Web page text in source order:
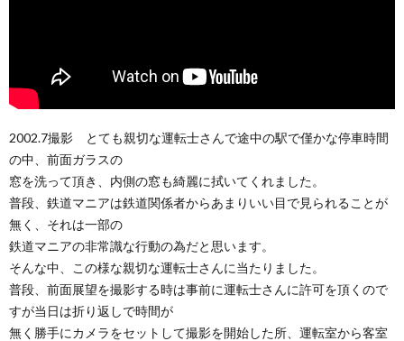
2002.7撮影 とても親切な運転士さんで途中の駅で僅かな停車時間
の中、前面ガラスの
窓を洗って頂き、内側の窓も綺麗に拭いてくれました。
普段、鉄道マニアは鉄道関係者からあまりいい目で見られることが
無く、それは一部の
鉄道マニアの非常識な行動の為だと思います。
そんな中、この様な親切な運転士さんに当たりました。
普段、前面展望を撮影する時は事前に運転士さんに許可を頂くので
すが当日は折り返しで時間が
無く勝手にカメラをセットして撮影を開始した所、運転室から客室